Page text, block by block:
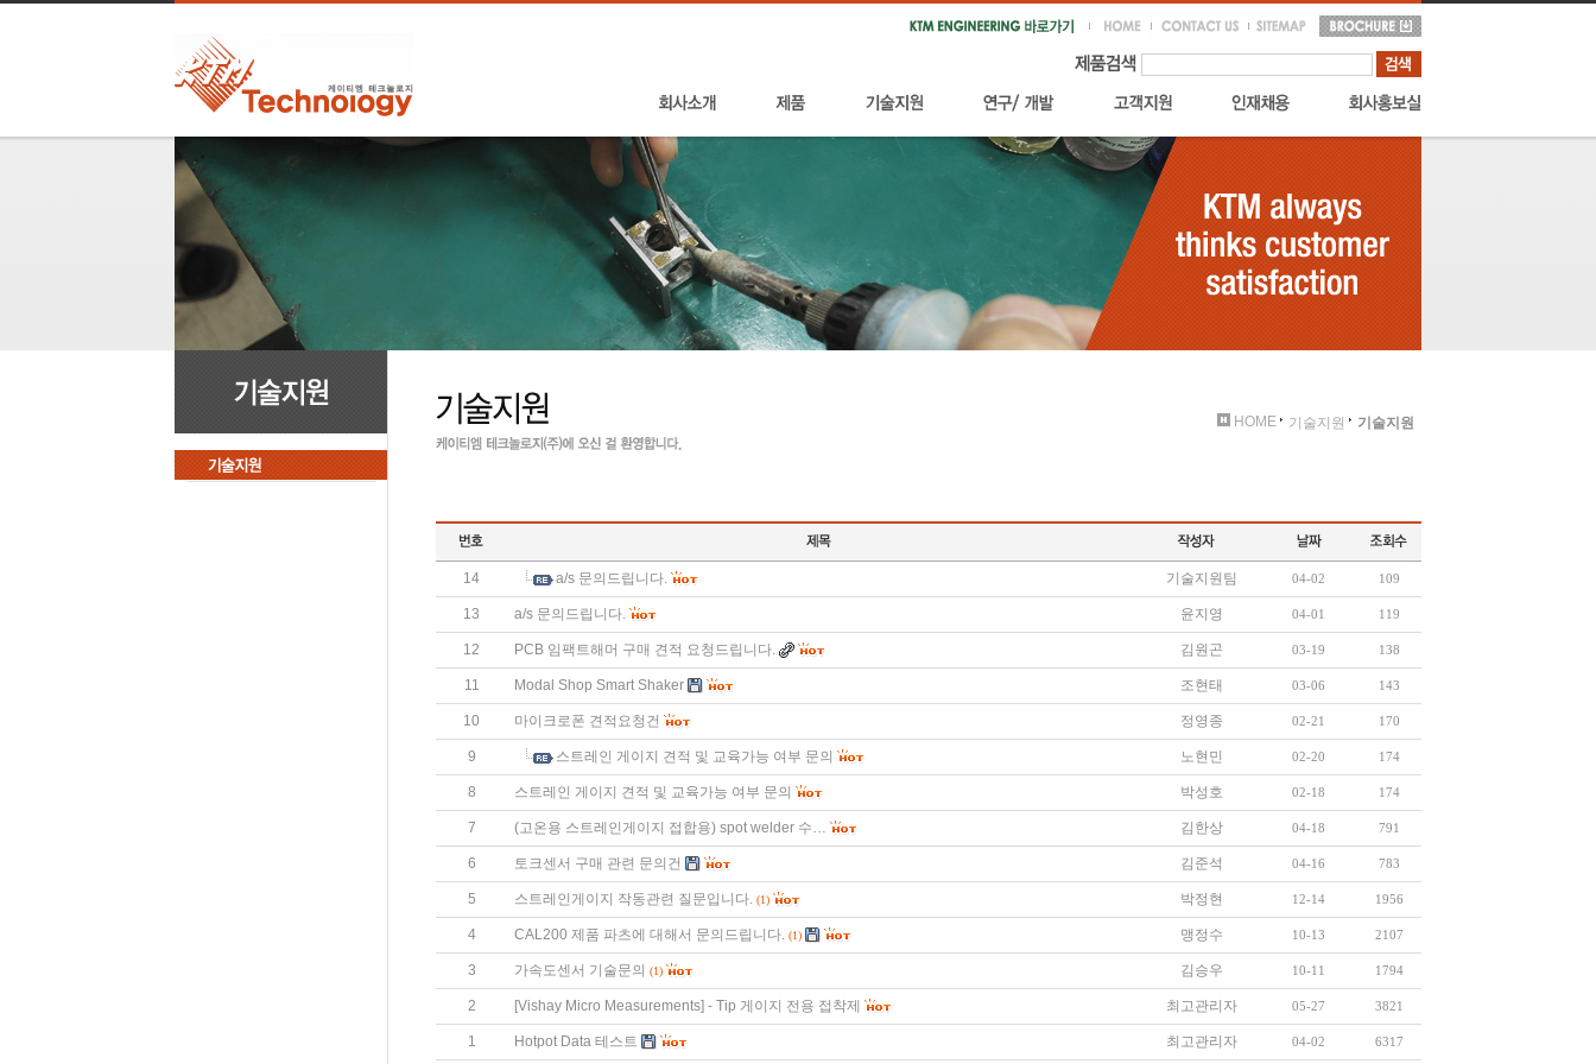
HOME 기술지원 기술지원
14 a/s 문의드립니다. 기술지원팀 04-02 109
13 a/s 문의드립니다. 윤지영 04-01 119
12 PCB 임팩트해머 구매 견적 요청드립니다. 김원곤 03-19 138
11 Modal Shop Smart Shaker 조현태 03-06 143
10 마이크로폰 견적요청건 정영종 02-21 170
9 스트레인 게이지 견적 및 교육가능 여부 문의 노현민 02-20 174
8 스트레인 게이지 견적 및 교육가능 여부 문의 박성호 02-18 174
7 (고온용 스트레인게이지 접합용) spot welder 수… 김한상 04-18 791
6 토크센서 구매 관련 문의건 김준석 04-16 783
5 스트레인게이지 작동관련 질문입니다. (1) 박정현 12-14 1956
4 CAL200 제품 파츠에 대해서 문의드립니다. (1) 맹정수 10-13 2107
3 가속도센서 기술문의 (1) 김승우 10-11 1794
2 [Vishay Micro Measurements] - Tip 게이지 전용 접착제 최고관리자 05-27 3821
1 Hotpot Data 테스트 최고관리자 04-02 6317